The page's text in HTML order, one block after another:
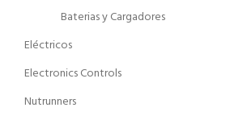
Baterias y Cargadores
Eléctricos
Electronics Controls
Nutrunners